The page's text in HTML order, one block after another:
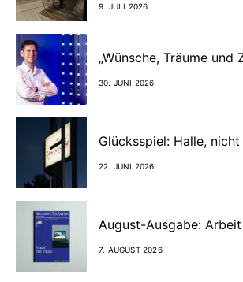
9. JULI 2026
„Wünsche, Träume und
30. JUNI 2026
Glücksspiel: Halle,
22. JUNI 2026
August-Ausgabe:
7. AUGUST 2026